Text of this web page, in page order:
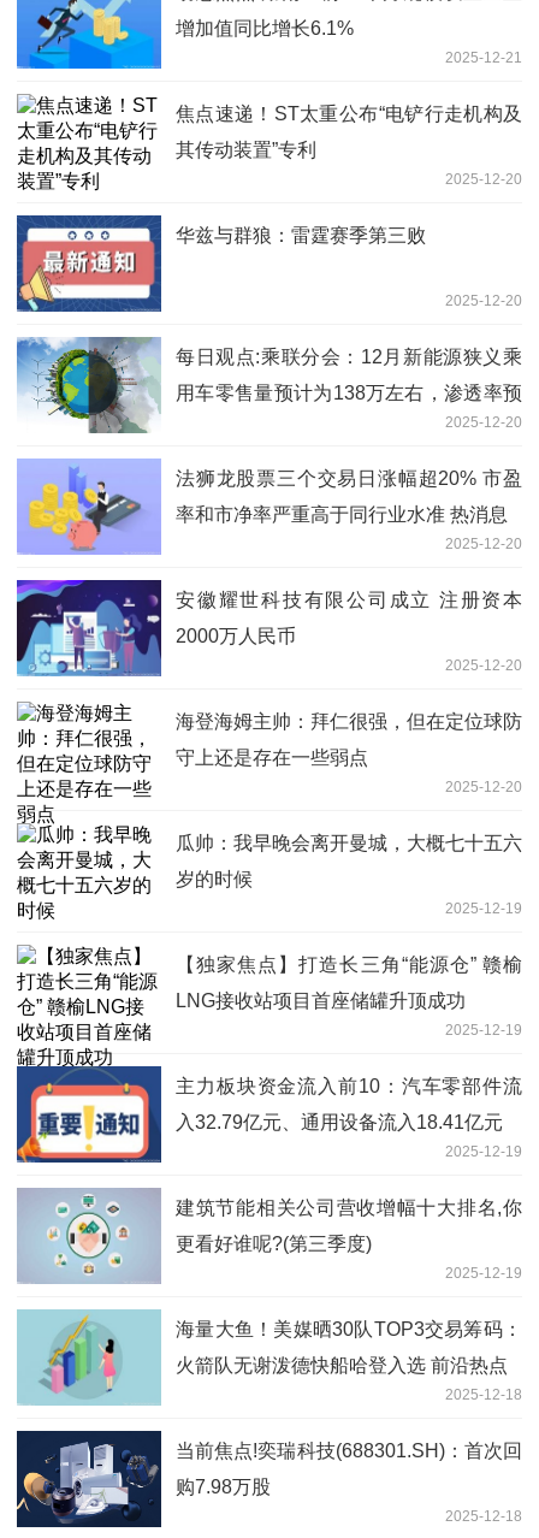
增加值同比增长6.1%
2025-12-21
焦点速递！ST太重公布“电铲行走机构及
其传动装置”专利
2025-12-20
华兹与群狼：雷霆赛季第三败
2025-12-20
每日观点:乘联分会：12月新能源狭义乘
用车零售量预计为138万左右，渗透率预
2025-12-20
法狮龙股票三个交易日涨幅超20% 市盈
率和市净率严重高于同行业水准 热消息
2025-12-20
安徽耀世科技有限公司成立 注册资本
2000万人民币
2025-12-20
海登海姆主帅：拜仁很强，但在定位球防
守上还是存在一些弱点
2025-12-20
瓜帅：我早晚会离开曼城，大概七十五六
岁的时候
2025-12-19
【独家焦点】打造长三角“能源仓” 赣榆
LNG接收站项目首座储罐升顶成功
2025-12-19
主力板块资金流入前10：汽车零部件流
入32.79亿元、通用设备流入18.41亿元
2025-12-19
建筑节能相关公司营收增幅十大排名,你
更看好谁呢?(第三季度)
2025-12-19
海量大鱼！美媒晒30队TOP3交易筹码：
火箭队无谢泼德快船哈登入选 前沿热点
2025-12-18
当前焦点!奕瑞科技(688301.SH)：首次回
购7.98万股
2025-12-18